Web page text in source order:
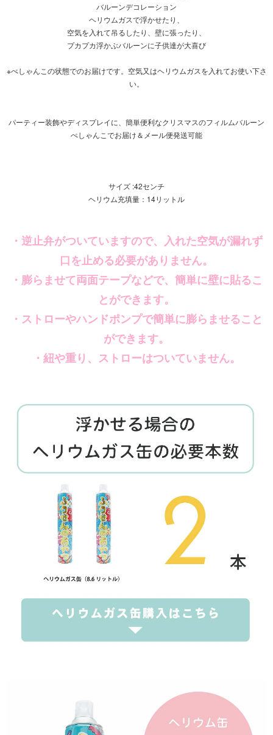
バルーンデコレーション
ヘリウムガスで浮かせたり、
空気を入れて吊るしたり、壁に張ったり、
プカプカ浮かぶバルーンに子供達が大喜び
※ぺしゃんこの状態でのお届けです。空気又はヘリウムガスを入れてお使い下さ
い。
パーティー装飾やディスプレイに、簡単便利なクリスマスのフィルムバルーン
ぺしゃんこでお届け＆メール便発送可能
サイズ :42センチ
ヘリウム充填量：14リットル
・逆止弁がついていますので、入れた空気が漏れず
口を止める必要がありません。
・膨らませて両面テープなどで、簡単に壁に貼るこ
とができます。
・ストローやハンドポンプで簡単に膨らませること
ができます。
・紐や重り、ストローはついていません。